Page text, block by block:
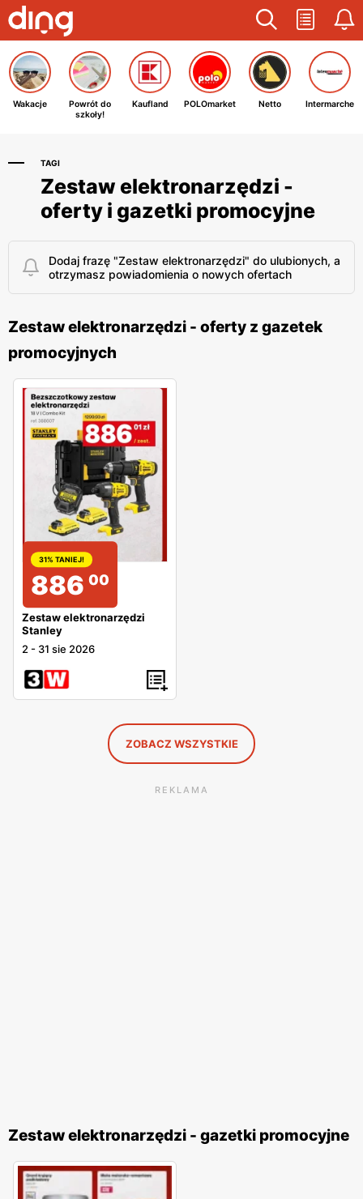
Wakacje
Powrót do
szkoły!
Kaufland POLOmarket Netto Intermarche
TAGI
Zestaw elektronarzędzi -
oferty i gazetki promocyjne
Dodaj frazę "Zestaw elektronarzędzi" do ulubionych, a
otrzymasz powiadomienia o nowych ofertach
Zestaw elektronarzędzi - oferty z gazetek
promocyjnych
31% TANIEJ!
886 00
Zestaw elektronarzędzi
Stanley
2 - 31 sie 2026
ZOBACZ WSZYSTKIE
REKLAMA
Zestaw elektronarzędzi - gazetki promocyjne